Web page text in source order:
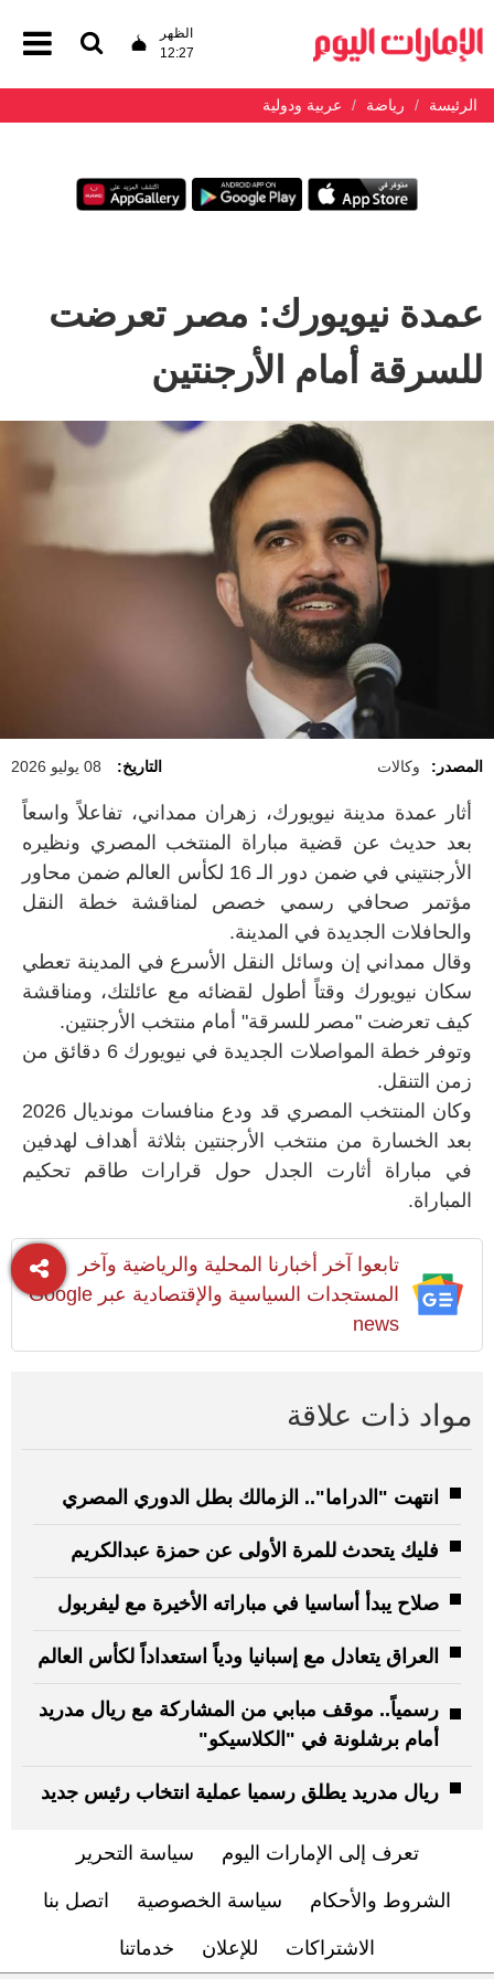
الظهر
12:27
الرئيسة رياضة عربية ودولية
عمدة نيويورك: مصر تعرضت
للسرقة أمام الأرجنتين
المصدر: وكالات التاريخ: 08 يوليو 2026
أثار عمدة مدينة نيويورك، زهران ممداني، تفاعلاً واسعاً
بعد حديث عن قضية مباراة المنتخب المصري ونظيره
الأرجنتيني في ضمن دور الـ 16 لكأس العالم ضمن محاور
مؤتمر صحافي رسمي خصص لمناقشة خطة النقل
والحافلات الجديدة في المدينة.
وقال ممداني إن وسائل النقل الأسرع في المدينة تعطي
سكان نيويورك وقتاً أطول لقضائه مع عائلتك، ومناقشة
كيف تعرضت "مصر للسرقة" أمام منتخب الأرجنتين.
وتوفر خطة المواصلات الجديدة في نيويورك 6 دقائق من
زمن التنقل.
وكان المنتخب المصري قد ودع منافسات مونديال 2026
بعد الخسارة من منتخب الأرجنتين بثلاثة أهداف لهدفين
في مباراة أثارت الجدل حول قرارات طاقم تحكيم
المباراة.
تابعوا آخر أخبارنا المحلية والرياضية وآخر
المستجدات السياسية والإقتصادية عبر Google
news
مواد ذات علاقة
انتهت "الدراما".. الزمالك بطل الدوري المصري
فليك يتحدث للمرة الأولى عن حمزة عبدالكريم
صلاح يبدأ أساسيا في مباراته الأخيرة مع ليفربول
العراق يتعادل مع إسبانيا ودياً استعداداً لكأس العالم
رسمياً.. موقف مبابي من المشاركة مع ريال مدريد
أمام برشلونة في "الكلاسيكو"
ريال مدريد يطلق رسميا عملية انتخاب رئيس جديد
تعرف إلى الإمارات اليوم سياسة التحرير
الشروط والأحكام سياسة الخصوصية اتصل بنا
الاشتراكات للإعلان خدماتنا